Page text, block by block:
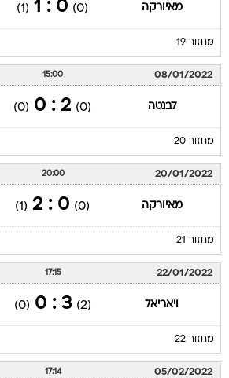
מאיורקה (0)
0 : 1
(1)
מחזור 19
08/01/2022
15:00
לבנטה (0)
2 : 0
(0)
מחזור 20
20/01/2022
20:00
מאיורקה (0)
0 : 2
(1)
מחזור 21
22/01/2022
17:15
ויאריאל (2)
3 : 0
(0)
מחזור 22
05/02/2022
17:14